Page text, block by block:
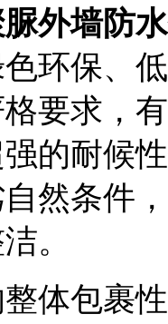
外墙防
环保、
要求，
的耐候
然条件
。
体包裹性